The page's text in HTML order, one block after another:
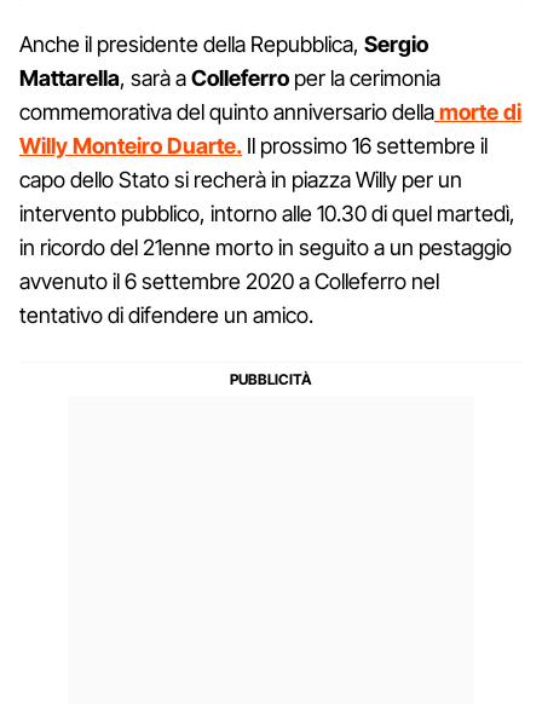
Anche il presidente della Repubblica, Sergio
Mattarella, sarà aColleferro per la cerimonia
commemorativa del quinto anniversario dellamorte di
Willy Monteiro Duarte. Il prossimo 16 settembre il
capo dello Stato si recherà in piazza Willy per un
intervento pubblico, intorno alle 10.30 di quel martedì,
in ricordo del 21enne morto in seguito a un pestaggio
avvenuto il 6 settembre 2020 a Colleferro nel
tentativo di difendere un amico.